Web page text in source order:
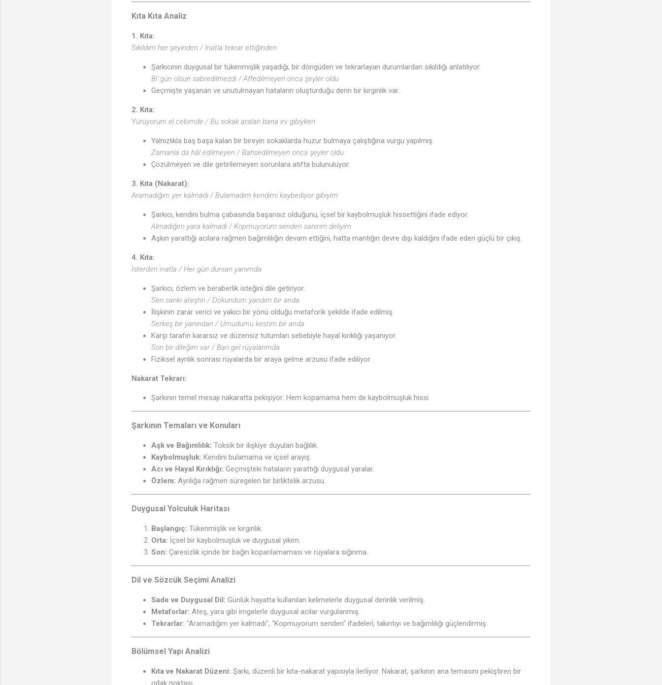
Kıta Kıta Analiz
1. Kıta:
Sıkıldım her şeyinden / İnatla tekrar ettiğinden
Şarkıcının duygusal bir tükenmişlik yaşadığı, bir döngüden ve tekrarlayan durumlardan sıkıldığı anlatılıyor.
Bi' gün olsun sabredilmezdi / Affedilmeyen onca şeyler oldu
Geçmişte yaşanan ve unutulmayan hataların oluşturduğu derin bir kırgınlık var.
2. Kıta:
Yürüyorum el cebimde / Bu sokak araları bana ev gibiyken
Yalnızlıkla baş başa kalan bir bireyin sokaklarda huzur bulmaya çalıştığına vurgu yapılmış.
Zamanla da hâl edilmeyen / Bahsedilmeyen onca şeyler oldu
Çözülmeyen ve dile getirilemeyen sorunlara atıfta bulunuluyor.
3. Kıta (Nakarat):
Aramadığım yer kalmadı / Bulamadım kendimi kaybediyor gibiyim
Şarkıcı, kendini bulma çabasında başarısız olduğunu, içsel bir kaybolmuşluk hissettiğini ifade ediyor.
Almadığım yara kalmadı / Kopmuyorum senden sanırım deliyim
Aşkın yarattığı acılara rağmen bağımlılığın devam ettiğini, hatta mantığın devre dışı kaldığını ifade eden güçlü bir çıkış.
4. Kıta:
İsterdim inatla / Her gün dursan yanımda
Şarkıcı, özlem ve beraberlik isteğini dile getiriyor.
Sen sanki ateştin / Dokundum yandım bir anda
İlişkinin zarar verici ve yakıcı bir yönü olduğu metaforik şekilde ifade edilmiş.
Serkeş bir yanından / Umudumu kestim bir anda
Karşı tarafın kararsız ve düzensiz tutumları sebebiyle hayal kırıklığı yaşanıyor.
Son bir dileğim var / Bari gel rüyalarımda
Fiziksel ayrılık sonrası rüyalarda bir araya gelme arzusu ifade ediliyor.
Nakarat Tekrarı:
Şarkının temel mesajı nakaratta pekişiyor: Hem kopamama hem de kaybolmuşluk hissi.
Şarkının Temaları ve Konuları
Aşk ve Bağımlılık: Toksik bir ilişkiye duyulan bağlılık.
Kaybolmuşluk: Kendini bulamama ve içsel arayış.
Acı ve Hayal Kırıklığı: Geçmişteki hataların yarattığı duygusal yaralar.
Özlem: Ayrılığa rağmen süregelen bir birliktelik arzusu.
Duygusal Yolculuk Haritası
Başlangıç: Tükenmişlik ve kırgınlık.
Orta: İçsel bir kaybolmuşluk ve duygusal yıkım.
Son: Çaresizlik içinde bir bağın koparılamaması ve rüyalara sığınma.
Dil ve Sözcük Seçimi Analizi
Sade ve Duygusal Dil: Günlük hayatta kullanılan kelimelerle duygusal derinlik verilmiş.
Metaforlar: Ateş, yara gibi imgelerle duygusal acılar vurgulanmış.
Tekrarlar: "Aramadığım yer kalmadı", "Kopmuyorum senden" ifadeleri, takıntıyı ve bağımlılığı güçlendirmiş.
Bölümsel Yapı Analizi
Kıta ve Nakarat Düzeni: Şarkı, düzenli bir kıta-nakarat yapısıyla ilerliyor. Nakarat, şarkının ana temasını pekiştiren bir
odak noktası.
🎵